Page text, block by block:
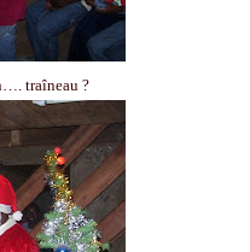
traîneau ?